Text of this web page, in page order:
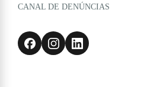
CANAL DE DENÚNCIAS